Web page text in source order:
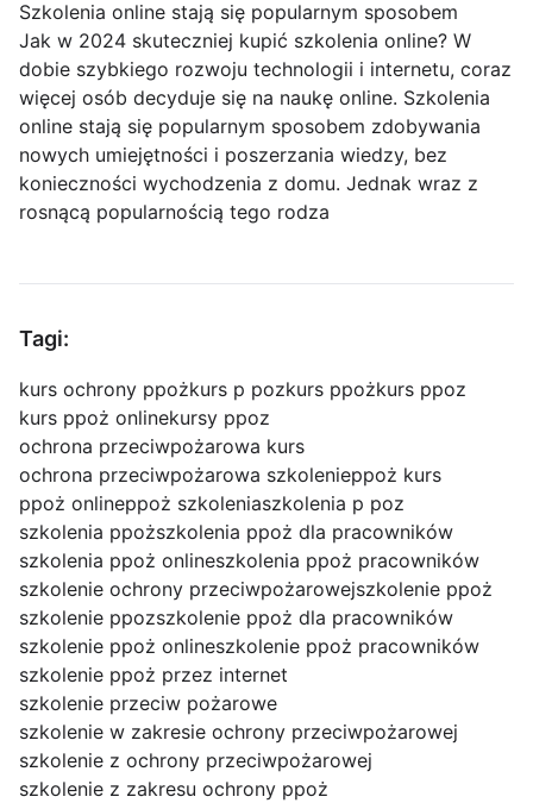
Szkolenia online stają się popularnym sposobem
Jak w 2024 skuteczniej kupić szkolenia online? W
dobie szybkiego rozwoju technologii i internetu, coraz
więcej osób decyduje się na naukę online. Szkolenia
online stają się popularnym sposobem zdobywania
nowych umiejętności i poszerzania wiedzy, bez
konieczności wychodzenia z domu. Jednak wraz z
rosnącą popularnością tego rodza
Tagi:
kurs ochrony ppożkurs p pozkurs ppożkurs ppoz
kurs ppoż onlinekursy ppoz
ochrona przeciwpożarowa kurs
ochrona przeciwpożarowa szkolenieppoż kurs
ppoż onlineppoż szkoleniaszkolenia p poz
szkolenia ppoższkolenia ppoż dla pracowników
szkolenia ppoż onlineszkolenia ppoż pracowników
szkolenie ochrony przeciwpożarowejszkolenie ppoż
szkolenie ppozszkolenie ppoż dla pracowników
szkolenie ppoż onlineszkolenie ppoż pracowników
szkolenie ppoż przez internet
szkolenie przeciw pożarowe
szkolenie w zakresie ochrony przeciwpożarowej
szkolenie z ochrony przeciwpożarowej
szkolenie z zakresu ochrony ppoż